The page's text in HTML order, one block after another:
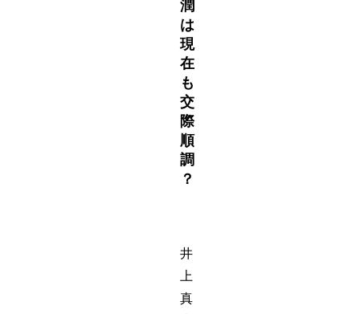
潤
は
現
在
も
交
際
順
調
？
井
上
真